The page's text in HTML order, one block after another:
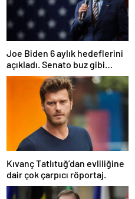
Joe Biden 6 aylık hedeflerini
açıkladı. Senato buz gibi…
Kıvanç Tatlıtuğ’dan evliliğine
dair çok çarpıcı röportaj.